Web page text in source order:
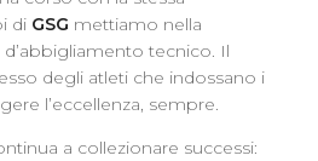
di GSG mettiamo nella
tecnico. Il
degli atleti che indossano i
l’eccellenza, sempre.
a collezionare successi: